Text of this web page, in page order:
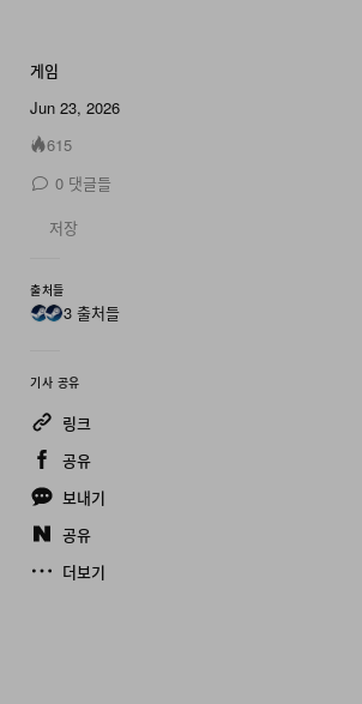
게임
Jun 23, 2026
615
0 댓글들
저장
출처들
3 출처들
기사 공유
링크
공유
보내기
공유
더보기